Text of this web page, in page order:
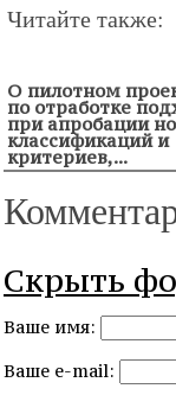
Читайте также:
О пилотном
по отработке
при апробации
классификаций и
критериев,...
Скрыть
Ваше имя:
Ваше e-mail: